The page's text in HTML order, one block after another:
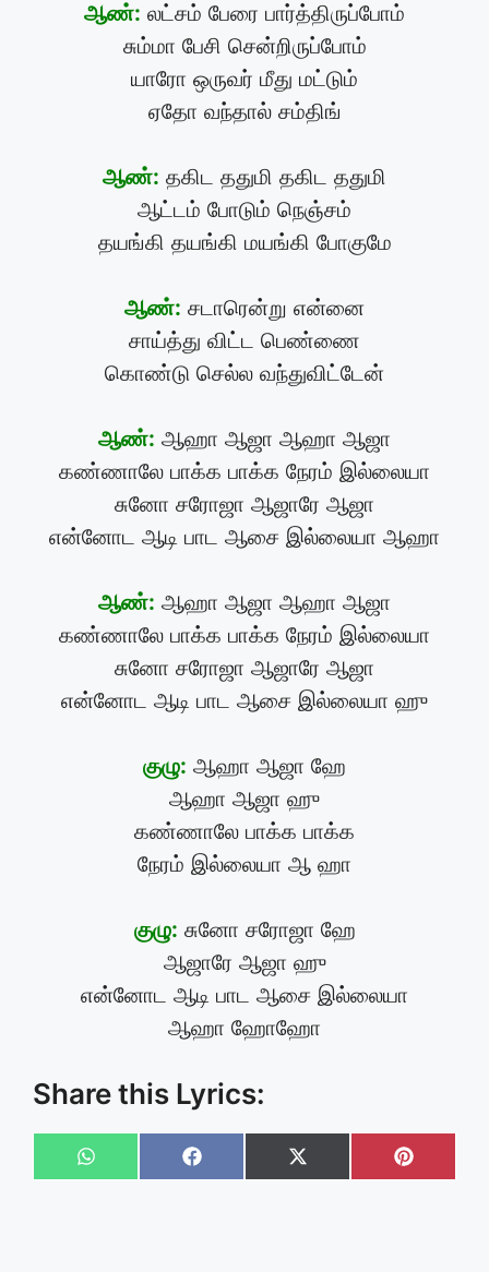
ஆண்: லட்சம் பேரை பார்த்திருப்போம்
சும்மா பேசி சென்றிருப்போம்
யாரோ ஒருவர் மீது மட்டும்
ஏதோ வந்தால் சம்திங்
ஆண்: தகிட ததுமி தகிட ததுமி
ஆட்டம் போடும் நெஞ்சம்
தயங்கி தயங்கி மயங்கி போகுமே
ஆண்: சடாரென்று என்னை
சாய்த்து விட்ட பெண்ணை
கொண்டு செல்ல வந்துவிட்டேன்
ஆண்: ஆஹா ஆஜா ஆஹா ஆஜா
கண்ணாலே பாக்க பாக்க நேரம் இல்லையா
சுனோ சரோஜா ஆஜாரே ஆஜா
என்னோட ஆடி பாட ஆசை இல்லையா ஆஹா
ஆண்: ஆஹா ஆஜா ஆஹா ஆஜா
கண்ணாலே பாக்க பாக்க நேரம் இல்லையா
சுனோ சரோஜா ஆஜாரே ஆஜா
என்னோட ஆடி பாட ஆசை இல்லையா ஹு
குழு: ஆஹா ஆஜா ஹே
ஆஹா ஆஜா ஹு
கண்ணாலே பாக்க பாக்க
நேரம் இல்லையா ஆ ஹா
குழு: சுனோ சரோஜா ஹே
ஆஜாரே ஆஜா ஹு
என்னோட ஆடி பாட ஆசை இல்லையா
ஆஹா ஹோஹோ
Share this Lyrics:
Share
on
Share
on
Share
on
Share
on